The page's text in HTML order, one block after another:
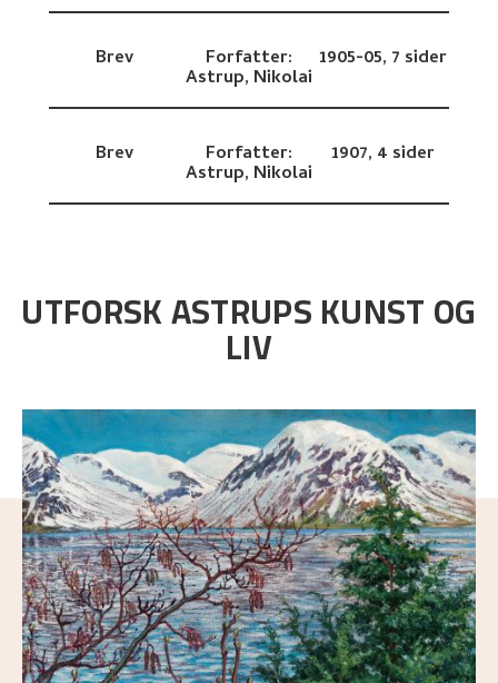
Brev Forfatter:
Astrup, Nikolai
1905-05, 7 sider
Brev Forfatter:
Astrup, Nikolai
1907, 4 sider
UTFORSK ASTRUPS KUNST OG
LIV